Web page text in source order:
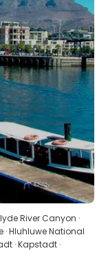
River Canyon ·
· Hluhluwe National
· Kapstadt ·